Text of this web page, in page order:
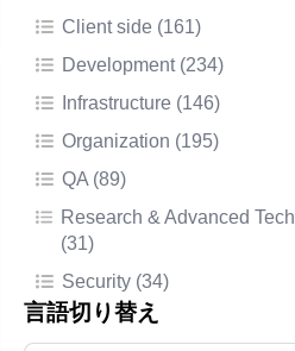
Client side (161)
Development (234)
Infrastructure (146)
Organization (195)
QA (89)
Research & Advanced Tech
(31)
Security (34)
言語切り替え